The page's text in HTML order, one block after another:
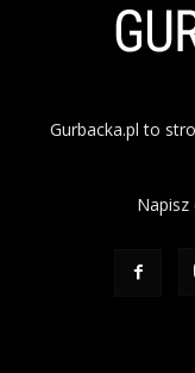
Gurbacka.pl to
Napisz